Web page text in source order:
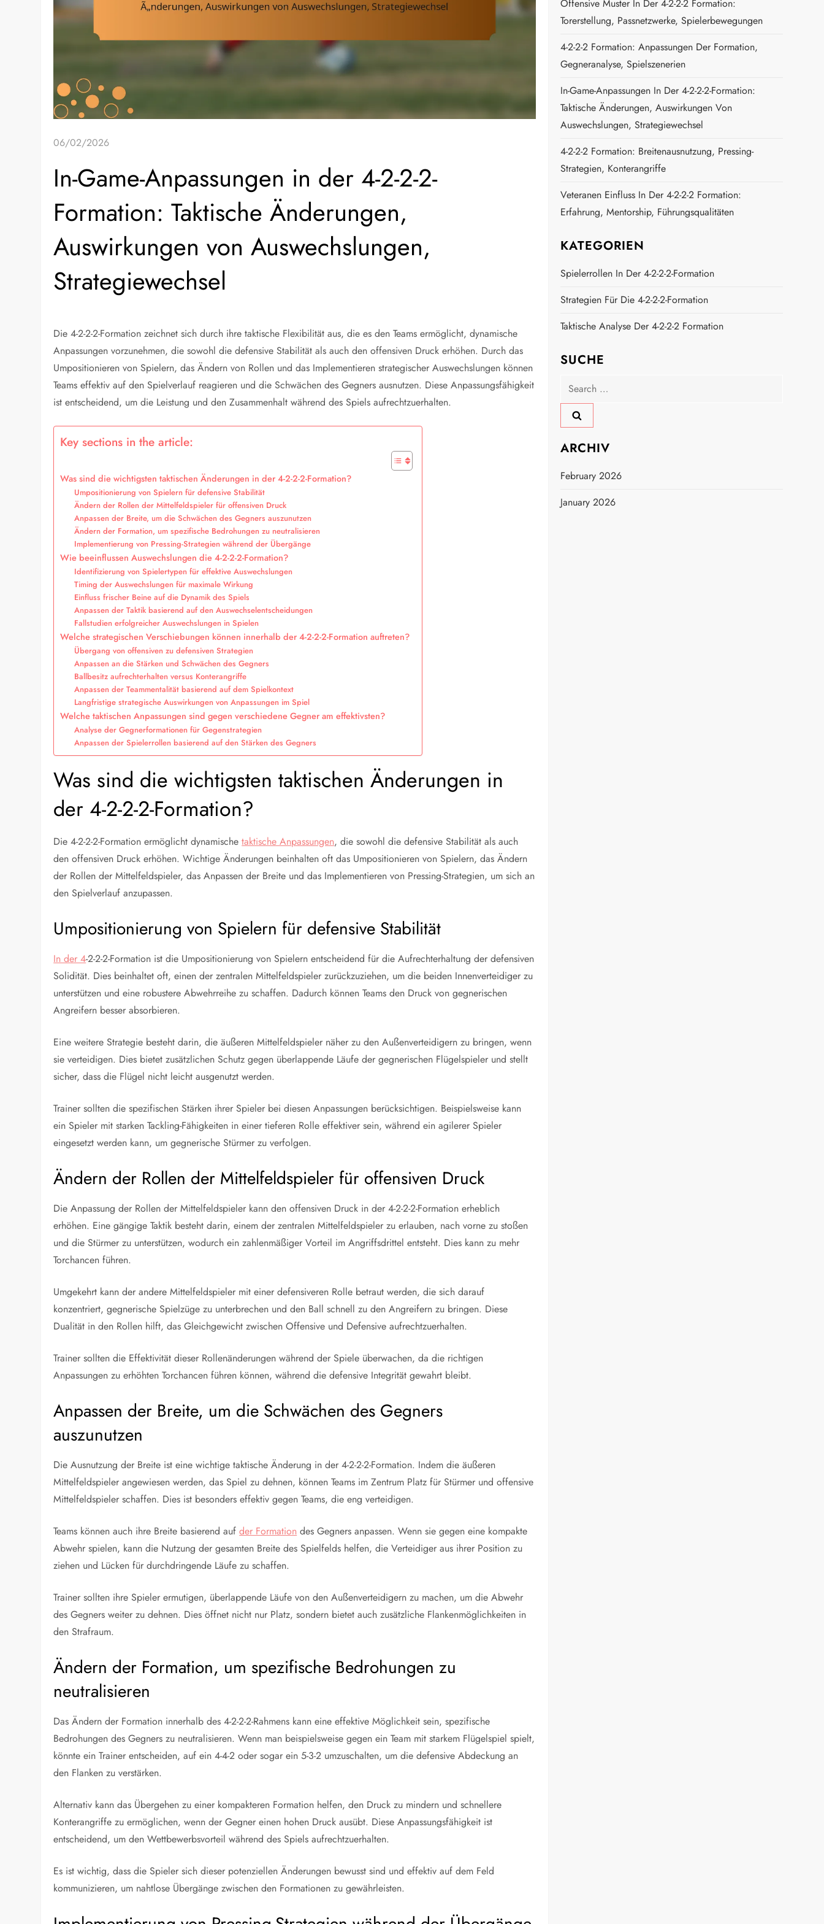
06/02/2026
In-Game-Anpassungen in der 4-2-2-2-
Formation: Taktische Änderungen,
Auswirkungen von Auswechslungen,
Strategiewechsel
Die 4-2-2-2-Formation zeichnet sich durch ihre taktische Flexibilität aus, die es den Teams ermöglicht, dynamische
Anpassungen vorzunehmen, die sowohl die defensive Stabilität als auch den offensiven Druck erhöhen. Durch das
Umpositionieren von Spielern, das Ändern von Rollen und das Implementieren strategischer Auswechslungen können
Teams effektiv auf den Spielverlauf reagieren und die Schwächen des Gegners ausnutzen. Diese Anpassungsfähigkeit
ist entscheidend, um die Leistung und den Zusammenhalt während des Spiels aufrechtzuerhalten.
Key sections in the article:
Was sind die wichtigsten taktischen Änderungen in der 4-2-2-2-Formation?
Umpositionierung von Spielern für defensive Stabilität
Ändern der Rollen der Mittelfeldspieler für offensiven Druck
Anpassen der Breite, um die Schwächen des Gegners auszunutzen
Ändern der Formation, um spezifische Bedrohungen zu neutralisieren
Implementierung von Pressing-Strategien während der Übergänge
Wie beeinflussen Auswechslungen die 4-2-2-2-Formation?
Identifizierung von Spielertypen für effektive Auswechslungen
Timing der Auswechslungen für maximale Wirkung
Einfluss frischer Beine auf die Dynamik des Spiels
Anpassen der Taktik basierend auf den Auswechselentscheidungen
Fallstudien erfolgreicher Auswechslungen in Spielen
Welche strategischen Verschiebungen können innerhalb der 4-2-2-2-Formation auftreten?
Übergang von offensiven zu defensiven Strategien
Anpassen an die Stärken und Schwächen des Gegners
Ballbesitz aufrechterhalten versus Konterangriffe
Anpassen der Teammentalität basierend auf dem Spielkontext
Langfristige strategische Auswirkungen von Anpassungen im Spiel
Welche taktischen Anpassungen sind gegen verschiedene Gegner am effektivsten?
Analyse der Gegnerformationen für Gegenstrategien
Anpassen der Spielerrollen basierend auf den Stärken des Gegners
Was sind die wichtigsten taktischen Änderungen in
der 4-2-2-2-Formation?
Die 4-2-2-2-Formation ermöglicht dynamischetaktische Anpassungen, die sowohl die defensive Stabilität als auch
den offensiven Druck erhöhen. Wichtige Änderungen beinhalten oft das Umpositionieren von Spielern, das Ändern
der Rollen der Mittelfeldspieler, das Anpassen der Breite und das Implementieren von Pressing-Strategien, um sich an
den Spielverlauf anzupassen.
Umpositionierung von Spielern für defensive Stabilität
In der 4-2-2-2-Formation ist die Umpositionierung von Spielern entscheidend für die Aufrechterhaltung der defensiven
Solidität. Dies beinhaltet oft, einen der zentralen Mittelfeldspieler zurückzuziehen, um die beiden Innenverteidiger zu
unterstützen und eine robustere Abwehrreihe zu schaffen. Dadurch können Teams den Druck von gegnerischen
Angreifern besser absorbieren.
Eine weitere Strategie besteht darin, die äußeren Mittelfeldspieler näher zu den Außenverteidigern zu bringen, wenn
sie verteidigen. Dies bietet zusätzlichen Schutz gegen überlappende Läufe der gegnerischen Flügelspieler und stellt
sicher, dass die Flügel nicht leicht ausgenutzt werden.
Trainer sollten die spezifischen Stärken ihrer Spieler bei diesen Anpassungen berücksichtigen. Beispielsweise kann
ein Spieler mit starken Tackling-Fähigkeiten in einer tieferen Rolle effektiver sein, während ein agilerer Spieler
eingesetzt werden kann, um gegnerische Stürmer zu verfolgen.
Ändern der Rollen der Mittelfeldspieler für offensiven Druck
Die Anpassung der Rollen der Mittelfeldspieler kann den offensiven Druck in der 4-2-2-2-Formation erheblich
erhöhen. Eine gängige Taktik besteht darin, einem der zentralen Mittelfeldspieler zu erlauben, nach vorne zu stoßen
und die Stürmer zu unterstützen, wodurch ein zahlenmäßiger Vorteil im Angriffsdrittel entsteht. Dies kann zu mehr
Torchancen führen.
Umgekehrt kann der andere Mittelfeldspieler mit einer defensiveren Rolle betraut werden, die sich darauf
konzentriert, gegnerische Spielzüge zu unterbrechen und den Ball schnell zu den Angreifern zu bringen. Diese
Dualität in den Rollen hilft, das Gleichgewicht zwischen Offensive und Defensive aufrechtzuerhalten.
Trainer sollten die Effektivität dieser Rollenänderungen während der Spiele überwachen, da die richtigen
Anpassungen zu erhöhten Torchancen führen können, während die defensive Integrität gewahrt bleibt.
Anpassen der Breite, um die Schwächen des Gegners
auszunutzen
Die Ausnutzung der Breite ist eine wichtige taktische Änderung in der 4-2-2-2-Formation. Indem die äußeren
Mittelfeldspieler angewiesen werden, das Spiel zu dehnen, können Teams im Zentrum Platz für Stürmer und offensive
Mittelfeldspieler schaffen. Dies ist besonders effektiv gegen Teams, die eng verteidigen.
Teams können auch ihre Breite basierend aufder Formation des Gegners anpassen. Wenn sie gegen eine kompakte
Abwehr spielen, kann die Nutzung der gesamten Breite des Spielfelds helfen, die Verteidiger aus ihrer Position zu
ziehen und Lücken für durchdringende Läufe zu schaffen.
Trainer sollten ihre Spieler ermutigen, überlappende Läufe von den Außenverteidigern zu machen, um die Abwehr
des Gegners weiter zu dehnen. Dies öffnet nicht nur Platz, sondern bietet auch zusätzliche Flankenmöglichkeiten in
den Strafraum.
Ändern der Formation, um spezifische Bedrohungen zu
neutralisieren
Das Ändern der Formation innerhalb des 4-2-2-2-Rahmens kann eine effektive Möglichkeit sein, spezifische
Bedrohungen des Gegners zu neutralisieren. Wenn man beispielsweise gegen ein Team mit starkem Flügelspiel spielt,
könnte ein Trainer entscheiden, auf ein 4-4-2 oder sogar ein 5-3-2 umzuschalten, um die defensive Abdeckung an
den Flanken zu verstärken.
Alternativ kann das Übergehen zu einer kompakteren Formation helfen, den Druck zu mindern und schnellere
Konterangriffe zu ermöglichen, wenn der Gegner einen hohen Druck ausübt. Diese Anpassungsfähigkeit ist
entscheidend, um den Wettbewerbsvorteil während des Spiels aufrechtzuerhalten.
Es ist wichtig, dass die Spieler sich dieser potenziellen Änderungen bewusst sind und effektiv auf dem Feld
kommunizieren, um nahtlose Übergänge zwischen den Formationen zu gewährleisten.
Offensive Muster In Der 4-2-2-2 Formation:
Torerstellung, Passnetzwerke, Spielerbewegungen
4-2-2-2 Formation: Anpassungen Der Formation,
Gegneranalyse, Spielszenerien
In-Game-Anpassungen In Der 4-2-2-2-Formation:
Taktische Änderungen, Auswirkungen Von
Auswechslungen, Strategiewechsel
4-2-2-2 Formation: Breitenausnutzung, Pressing-
Strategien, Konterangriffe
Veteranen Einfluss In Der 4-2-2-2 Formation:
Erfahrung, Mentorship, Führungsqualitäten
KATEGORIEN
Spielerrollen In Der 4-2-2-2-Formation
Strategien Für Die 4-2-2-2-Formation
Taktische Analyse Der 4-2-2-2 Formation
SUCHE
Search
for:
ARCHIV
February 2026
January 2026